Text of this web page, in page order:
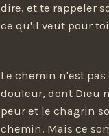
dire, et te rappeler
ce qu'il veut pour
Le chemin n'est
douleur, dont Dieu
peur et le chagrin
chemin. Mais ce